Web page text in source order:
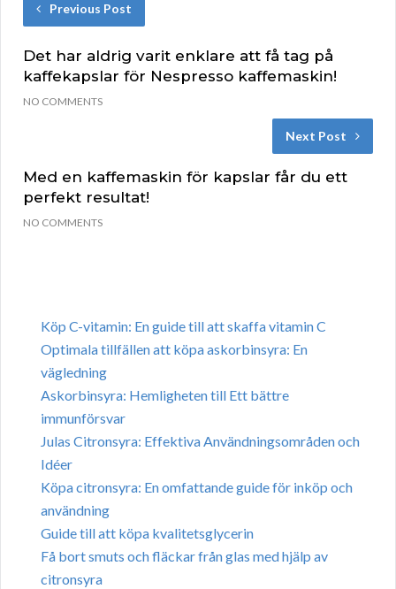
Previous Post
Det har aldrig varit enklare att få tag på
kaffekapslar för Nespresso kaffemaskin!
NO COMMENTS
Next Post
Med en kaffemaskin för kapslar får du ett
perfekt resultat!
NO COMMENTS
Köp C-vitamin: En guide till att skaffa vitamin C
Optimala tillfällen att köpa askorbinsyra: En
vägledning
Askorbinsyra: Hemligheten till Ett bättre
immunförsvar
Julas Citronsyra: Effektiva Användningsområden och
Idéer
Köpa citronsyra: En omfattande guide för inköp och
användning
Guide till att köpa kvalitetsglycerin
Få bort smuts och fläckar från glas med hjälp av
citronsyra